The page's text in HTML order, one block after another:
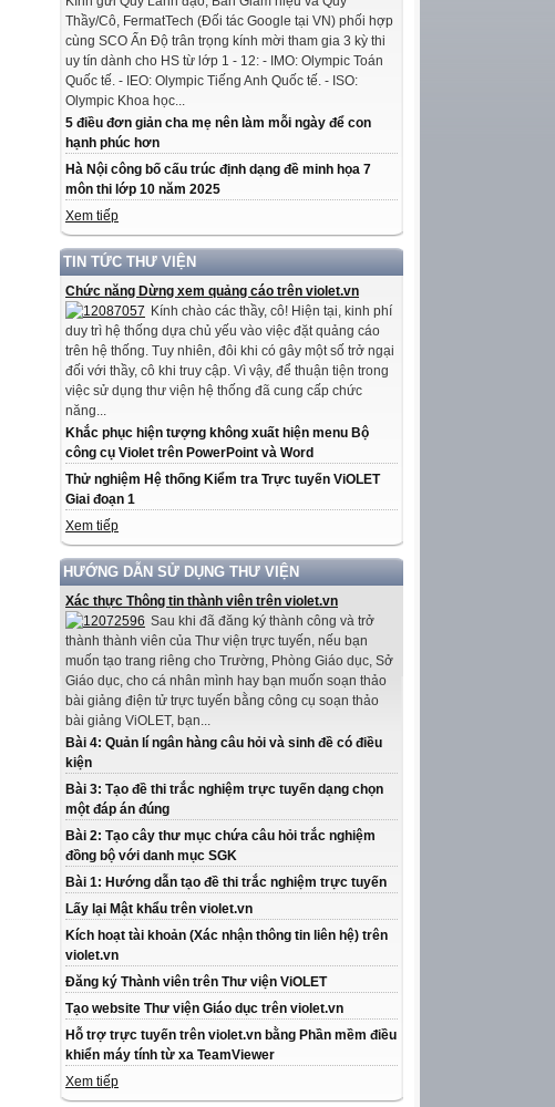
Thầy/Cô, FermatTech (Đối tác Google tại VN) phối hợp
cùng SCO Ấn Độ trân trọng kính mời tham gia 3 kỳ thi
uy tín dành cho HS từ lớp 1 - 12: - IMO: Olympic Toán
Quốc tế. - IEO: Olympic Tiếng Anh Quốc tế. - ISO:
Olympic Khoa học...
5 điều đơn giản cha mẹ nên làm mỗi ngày để con
hạnh phúc hơn
Hà Nội công bố cấu trúc định dạng đề minh họa 7
môn thi lớp 10 năm 2025
Xem tiếp
TIN TỨC THƯ VIỆN
Chức năng Dừng xem quảng cáo trên violet.vn
Kính chào các thầy, cô! Hiện tại, kinh phí
duy trì hệ thống dựa chủ yếu vào việc đặt quảng cáo
trên hệ thống. Tuy nhiên, đôi khi có gây một số trở ngại
đối với thầy, cô khi truy cập. Vì vậy, để thuận tiện trong
việc sử dụng thư viện hệ thống đã cung cấp chức
năng...
Khắc phục hiện tượng không xuất hiện menu Bộ
công cụ Violet trên PowerPoint và Word
Thử nghiệm Hệ thống Kiểm tra Trực tuyến ViOLET
Giai đoạn 1
Xem tiếp
HƯỚNG DẪN SỬ DỤNG THƯ VIỆN
Xác thực Thông tin thành viên trên violet.vn
Sau khi đã đăng ký thành công và trở
thành thành viên của Thư viện trực tuyến, nếu bạn
muốn tạo trang riêng cho Trường, Phòng Giáo dục, Sở
Giáo dục, cho cá nhân mình hay bạn muốn soạn thảo
bài giảng điện tử trực tuyến bằng công cụ soạn thảo
bài giảng ViOLET, bạn...
Bài 4: Quản lí ngân hàng câu hỏi và sinh đề có điều
kiện
Bài 3: Tạo đề thi trắc nghiệm trực tuyến dạng chọn
một đáp án đúng
Bài 2: Tạo cây thư mục chứa câu hỏi trắc nghiệm
đồng bộ với danh mục SGK
Bài 1: Hướng dẫn tạo đề thi trắc nghiệm trực tuyến
Lấy lại Mật khẩu trên violet.vn
Kích hoạt tài khoản (Xác nhận thông tin liên hệ) trên
violet.vn
Đăng ký Thành viên trên Thư viện ViOLET
Tạo website Thư viện Giáo dục trên violet.vn
Hỗ trợ trực tuyến trên violet.vn bằng Phần mềm điều
khiển máy tính từ xa TeamViewer
Xem tiếp